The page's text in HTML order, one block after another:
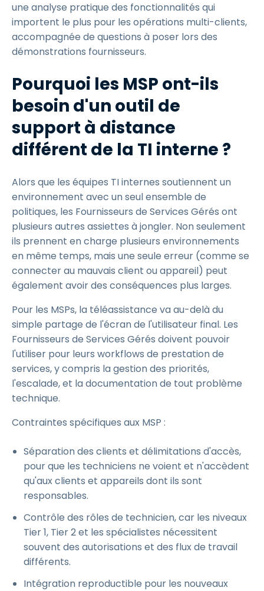
une analyse pratique des fonctionnalités qui
importent le plus pour les opérations multi-clients,
accompagnée de questions à poser lors des
démonstrations fournisseurs.
Pourquoi les MSP ont-ils
besoin d'un outil de
support à distance
différent de la TI interne ?
Alors que les équipes TI internes soutiennent un
environnement avec un seul ensemble de
politiques, les Fournisseurs de Services Gérés ont
plusieurs autres assiettes à jongler. Non seulement
ils prennent en charge plusieurs environnements
en même temps, mais une seule erreur (comme se
connecter au mauvais client ou appareil) peut
également avoir des conséquences plus larges.
Pour les MSPs, la téléassistance va au-delà du
simple partage de l'écran de l'utilisateur final. Les
Fournisseurs de Services Gérés doivent pouvoir
l'utiliser pour leurs workflows de prestation de
services, y compris la gestion des priorités,
l'escalade, et la documentation de tout problème
technique.
Contraintes spécifiques aux MSP :
Séparation des clients et délimitations d'accès,
pour que les techniciens ne voient et n'accèdent
qu'aux clients et appareils dont ils sont
responsables.
Contrôle des rôles de technicien, car les niveaux
Tier 1, Tier 2 et les spécialistes nécessitent
souvent des autorisations et des flux de travail
différents.
Intégration reproductible pour les nouveaux